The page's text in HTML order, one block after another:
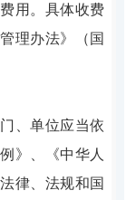
用。具体收费
理办法》（ 国
、单位应当依
》、《中华人
律、法规和国